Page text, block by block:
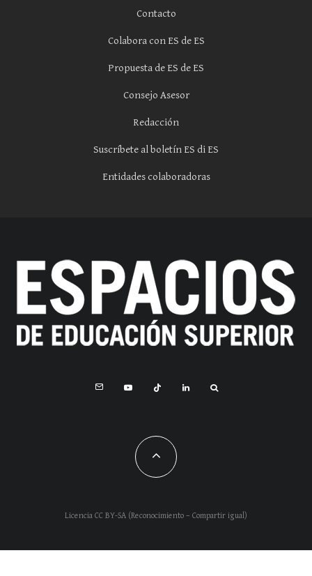
Contacto
Colabora con ES de ES
Propuesta de ES de ES
Consejo Asesor
Redacción
Suscríbete al boletín ES di ES
Entidades colaboradoras
Licencia CC BY-SA (Reconocimiento – Compartir igual)